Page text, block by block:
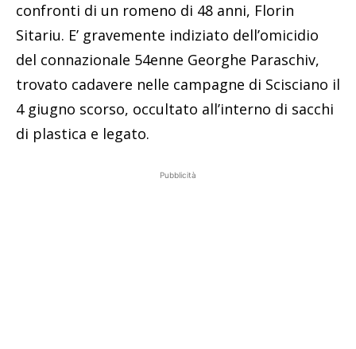
confronti di un romeno di 48 anni, Florin
Sitariu. E’ gravemente indiziato dell’omicidio
del connazionale 54enne Georghe Paraschiv,
trovato cadavere nelle campagne di Scisciano il
4 giugno scorso, occultato all’interno di sacchi
di plastica e legato.
Pubblicità